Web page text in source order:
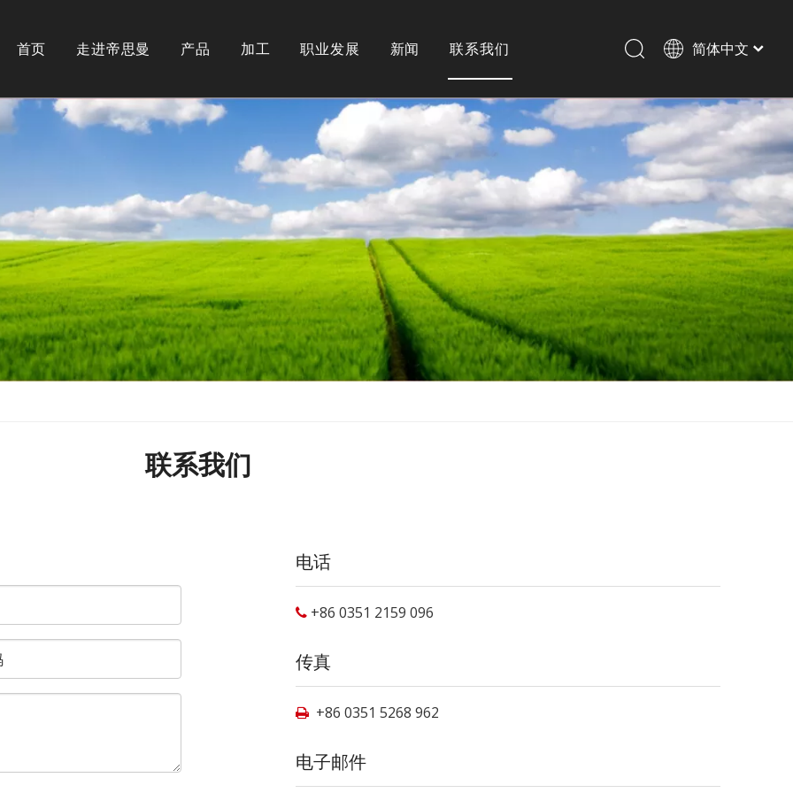
首页 走进帝思曼
公司简介
产品
不锈钢类型
双相钢
加工
纵剪
激光切割
职业发展 新闻 联系我们 简体中文
联系我们
电话
 +86 0351 2159 096
传真
 +86 0351 5268 962
电子邮件